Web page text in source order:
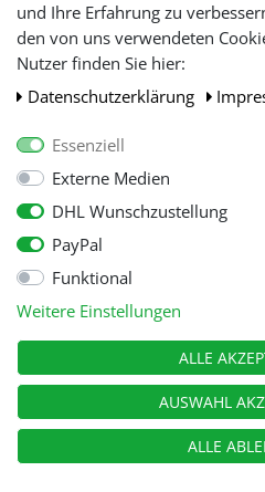
und Ihre Erfahrung zu
den von uns verwendeten
Nutzer finden Sie hier:
Daten­schutz­erklärung
Essenziell
Externe Medien
DHL Wunschzustellung
PayPal
Funktional
Weitere Einstellungen
ALLE
AUSWAHL
ALLE
WIR AKZEPTIEREN
© Copyright 2026 Tooltraders